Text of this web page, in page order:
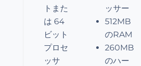
トまた
は 64
ビット
プロセ
ッサ
ッサー
512MB
のRAM
260MB
のハー